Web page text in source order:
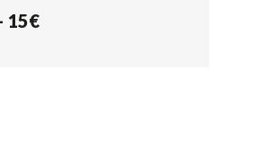
15€